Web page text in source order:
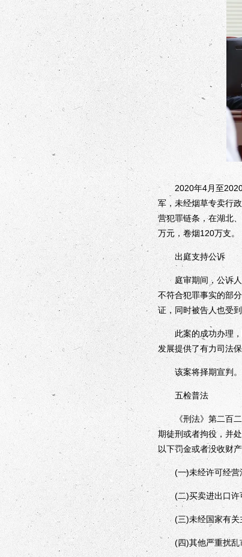
2020年4月至2020年
军，未经烟草专卖行
营犯罪链条，在湖北
万元，卷烟120万支。
出庭支持公诉
庭审期间，公诉人重
不符合犯罪事实的部
证，同时被告人也受
此案的成功办理，
发展提供了有力司法保
该案将择期宣判。
五检普法
《刑法》第二百二
期徒刑或者拘役，并
以下罚金或者没收财产
(一)未经许可经营法
(二)买卖进出口许可
(三)未经国家有关主
(四)其他严重扰乱市